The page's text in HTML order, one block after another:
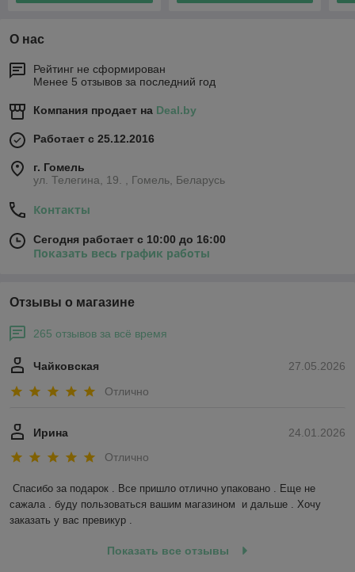
О нас
Рейтинг не сформирован
Менее 5 отзывов за последний год
Компания продает на Deal.by
Работает с 25.12.2016
г. Гомель
ул. Телегина, 19. , Гомель, Беларусь
Контакты
Сегодня работает с 10:00 до 16:00
Показать весь график работы
Отзывы о магазине
265 отзывов за всё время
27.05.2026
Чайковская
Отлично
24.01.2026
Ирина
Отлично
Спасибо за подарок . Все пришло отлично упаковано . Еще не
сажала . буду пользоваться вашим магазином  и дальше . Хочу
заказать у вас превикур .
Показать все отзывы